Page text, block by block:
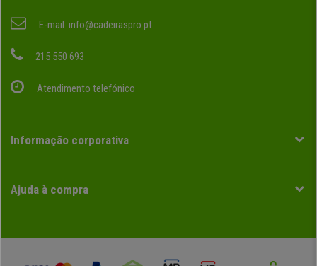
E-mail: info@cadeiraspro.pt
215 550 693
Atendimento telefónico
Informação corporativa
Ajuda à compra